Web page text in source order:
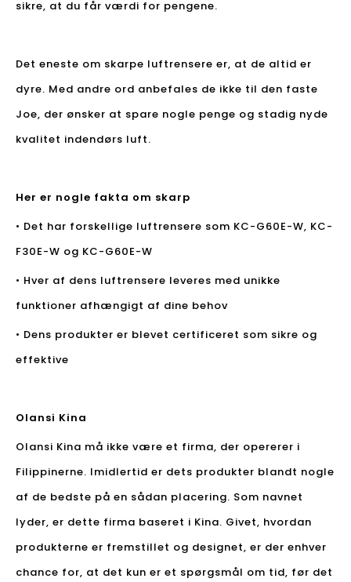
sikre, at du får værdi for pengene.
Det eneste om skarpe luftrensere er, at de altid er
dyre. Med andre ord anbefales de ikke til den faste
Joe, der ønsker at spare nogle penge og stadig nyde
kvalitet indendørs luft.
Her er nogle fakta om skarp
• Det har forskellige luftrensere som KC-G60E-W, KC-
F30E-W og KC-G60E-W
• Hver af dens luftrensere leveres med unikke
funktioner afhængigt af dine behov
• Dens produkter er blevet certificeret som sikre og
effektive
Olansi Kina
Olansi Kina må ikke være et firma, der opererer i
Filippinerne. Imidlertid er dets produkter blandt nogle
af de bedste på en sådan placering. Som navnet
lyder, er dette firma baseret i Kina. Givet, hvordan
produkterne er fremstillet og designet, er der enhver
chance for, at det kun er et spørgsmål om tid, før det